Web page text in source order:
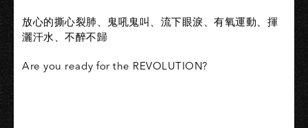
放心的撕心裂肺、鬼吼鬼叫、流下眼淚、有氧運動、揮
灑汗水、不醉不歸
Are you ready for the REVOLUTION?